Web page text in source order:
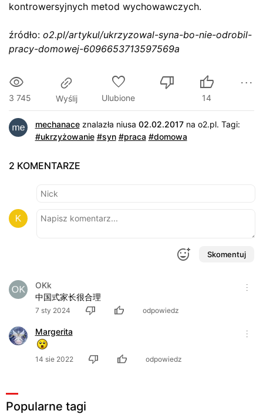
kontrowersyjnych metod wychowawczych.
źródło: o2.pl/artykul/ukrzyzowal-syna-bo-nie-odrobil-
pracy-domowej-6096653713597569a
3 745 Wyślij Ulubione 14
mechanaceznalazła niusa 02.02.2017na o2.pl. Tagi:
#ukrzyżowanie #syn #praca #domowa
2 KOMENTARZE
Skomentuj
OKk
中国式家长很合理
7 sty 2024 odpowiedz
Margerita
14 sie 2022 odpowiedz
Popularne tagi